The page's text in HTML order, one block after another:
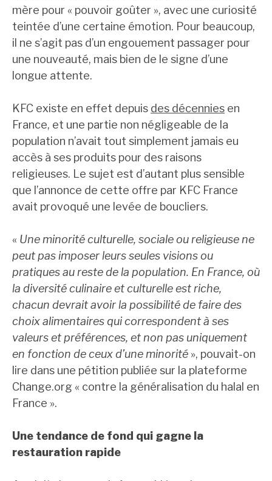
mère pour « pouvoir goûter », avec une curiosité
teintée d’une certaine émotion. Pour beaucoup,
il ne s’agit pas d’un engouement passager pour
une nouveauté, mais bien de le signe d’une
longue attente.
KFC existe en effet depuis des décennies en
France, et une partie non négligeable de la
population n’avait tout simplement jamais eu
accès à ses produits pour des raisons
religieuses. Le sujet est d’autant plus sensible
que l’annonce de cette offre par KFC France
avait provoqué une levée de boucliers.
« Une minorité culturelle, sociale ou religieuse ne
peut pas imposer leurs seules visions ou
pratiques au reste de la population. En France, où
la diversité culinaire et culturelle est riche,
chacun devrait avoir la possibilité de faire des
choix alimentaires qui correspondent à ses
valeurs et préférences, et non pas uniquement
en fonction de ceux d’une minorité », pouvait-on
lire dans une pétition publiée sur la plateforme
Change.org « contre la généralisation du halal en
France ».
Une tendance de fond qui gagne la
restauration rapide